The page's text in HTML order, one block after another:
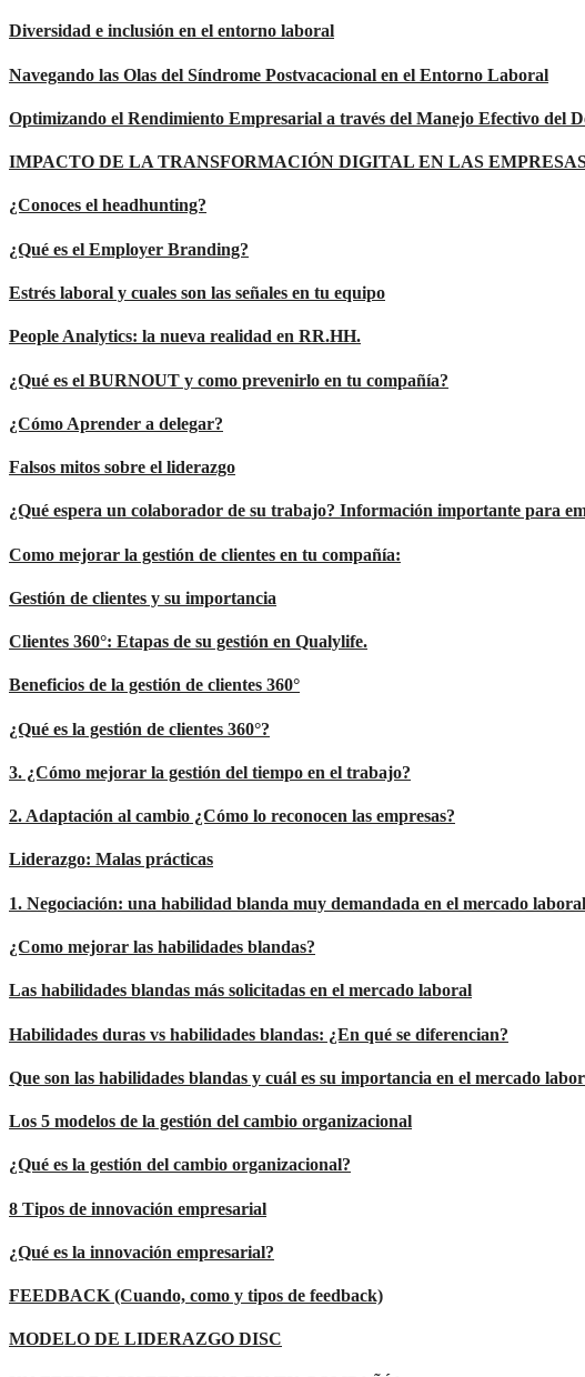
Diversidad e inclusión en el entorno laboral
Navegando las Olas del Síndrome Postvacacional en el Entorno Laboral
Optimizando el Rendimiento Empresarial a través del Manejo Efectivo del
IMPACTO DE LA TRANSFORMACIÓN DIGITAL EN LAS
¿Conoces el headhunting?
¿Qué es el Employer Branding?
Estrés laboral y cuales son las señales en tu equipo
People Analytics: la nueva realidad en RR.HH.
¿Qué es el BURNOUT y como prevenirlo en tu compañía?
¿Cómo Aprender a delegar?
Falsos mitos sobre el liderazgo
¿Qué espera un colaborador de su trabajo? Información importante para
Como mejorar la gestión de clientes en tu compañía:
Gestión de clientes y su importancia
Clientes 360°: Etapas de su gestión en Qualylife.
Beneficios de la gestión de clientes 360°
¿Qué es la gestión de clientes 360°?
3. ¿Cómo mejorar la gestión del tiempo en el trabajo?
2. Adaptación al cambio ¿Cómo lo reconocen las empresas?
Liderazgo: Malas prácticas
1. Negociación: una habilidad blanda muy demandada en el mercado laboral
¿Como mejorar las habilidades blandas?
Las habilidades blandas más solicitadas en el mercado laboral
Habilidades duras vs habilidades blandas: ¿En qué se diferencian?
Que son las habilidades blandas y cuál es su importancia en el mercado
Los 5 modelos de la gestión del cambio organizacional
¿Qué es la gestión del cambio organizacional?
8 Tipos de innovación empresarial
¿Qué es la innovación empresarial?
FEEDBACK (Cuando, como y tipos de feedback)
MODELO DE LIDERAZGO DISC